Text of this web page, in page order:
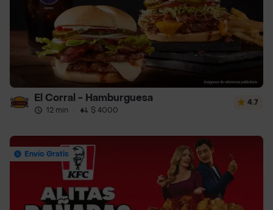
El Corral - Hamburguesa
12 min · $ 4000
4.7
Envío Gratis